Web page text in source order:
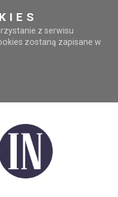
z serwisu
zostaną zapisane w